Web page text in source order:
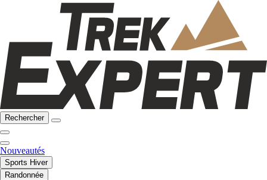
Rechercher
Nouveautés
Sports Hiver
Randonnée